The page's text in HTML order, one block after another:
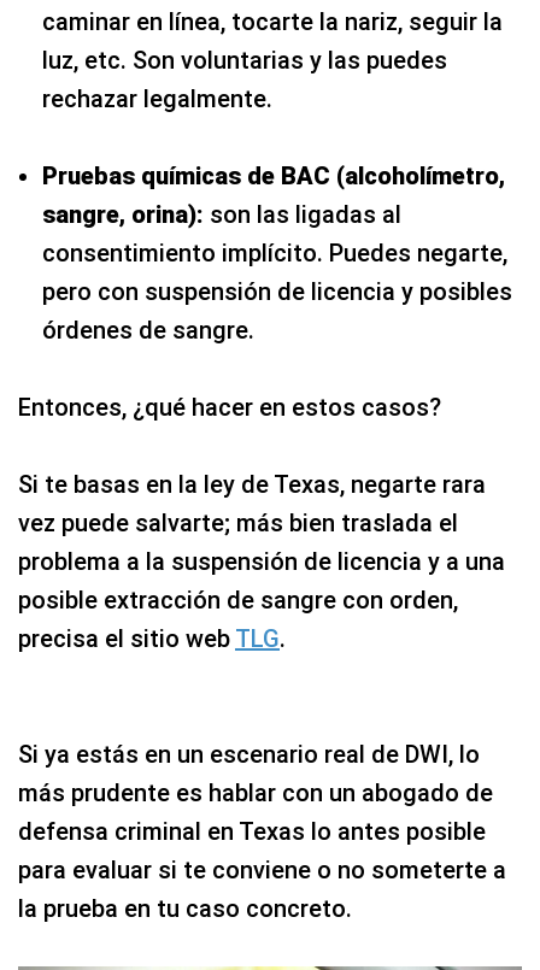
caminar en línea, tocarte la nariz, seguir la
luz, etc. Son voluntarias y las puedes
rechazar legalmente.
Pruebas químicas de BAC (alcoholímetro,
sangre, orina): son las ligadas al
consentimiento implícito. Puedes negarte,
pero con suspensión de licencia y posibles
órdenes de sangre.
Entonces, ¿qué hacer en estos casos?
Si te basas en la ley de Texas, negarte rara
vez puede salvarte; más bien traslada el
problema a la suspensión de licencia y a una
posible extracción de sangre con orden,
precisa el sitio web TLG.
Si ya estás en un escenario real de DWI, lo
más prudente es hablar con un abogado de
defensa criminal en Texas lo antes posible
para evaluar si te conviene o no someterte a
la prueba en tu caso concreto.